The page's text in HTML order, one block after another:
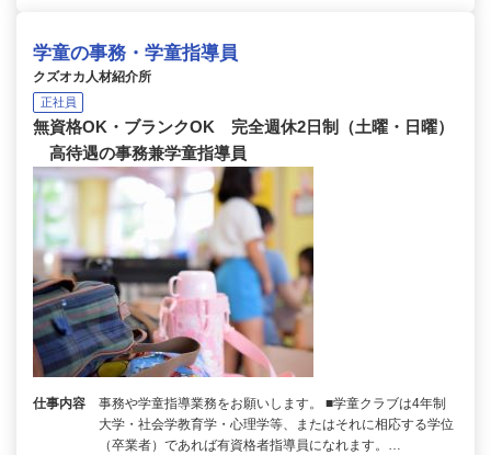
学童の事務・学童指導員
クズオカ人材紹介所
正社員
無資格OK・ブランクOK 完全週休2日制（土曜・日曜）
高待遇の事務兼学童指導員
仕事内容
事務や学童指導業務をお願いします。 ■学童クラブは4年制
大学・社会学教育学・心理学等、またはそれに相応する学位
（卒業者）であれば有資格者指導員になれます。…